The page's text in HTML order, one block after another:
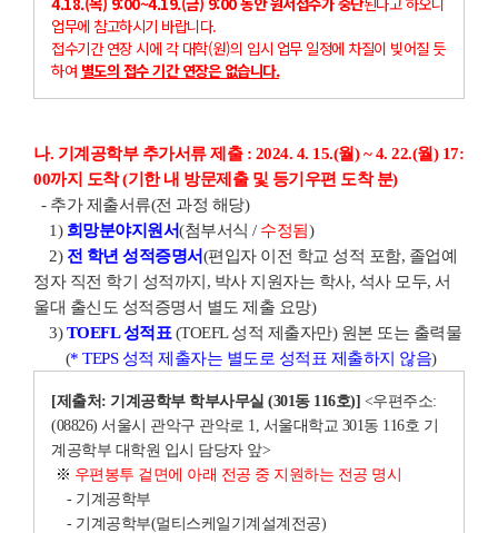
업무에 참고하시기 바랍니다.
접수기간 연장 시에 각 대학(원)의 입시 업무 일정에 차질이 빚어질 듯
하여 별도의 접수 기간 연장은 없습니다.
나. 기계공학부 추가서류 제출 : 2024. 4. 15.(월) ~ 4. 22.(월) 17:
00까지 도착 (기한 내 방문제출 및 등기우편 도착 분)
- 추가 제출서류(전 과정 해당)
1) 희망분야지원서(첨부서식 / 수정됨)
2) 전 학년 성적증명서(편입자 이전 학교 성적 포함, 졸업예
정자 직전 학기 성적까지, 박사 지원자는 학사, 석사 모두, 서
울대 출신도 성적증명서 별도 제출 요망)
3)TOEFL 성적표 (TOEFL 성적 제출자만) 원본 또는 출력물
(* TEPS 성적 제출자는 별도로 성적표 제출하지 않음)
[제출처: 기계공학부 학부사무실 (301동 116호)] <우편주소:
(08826) 서울시 관악구 관악로 1, 서울대학교 301동 116호 기
계공학부 대학원 입시 담당자 앞>
※ 우편봉투 겉면에 아래 전공 중 지원하는 전공 명시
- 기계공학부
- 기계공학부(멀티스케일기계설계전공)